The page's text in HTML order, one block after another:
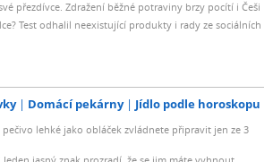
přezdívce. Zdražení běžné potraviny brzy pocítí i Češi
Test odhalil neexistující produkty i rady ze sociálních
Domácí pekárny Jídlo podle horoskopu
lehké jako obláček zvládnete připravit jen ze 3